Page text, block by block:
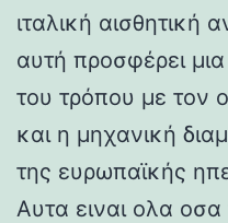
ιταλική αισθητική
αυτή προσφέρει
του τρόπου με τον
και η μηχανική
της ευρωπαϊκής
Αυτα ειναι ολα οσα